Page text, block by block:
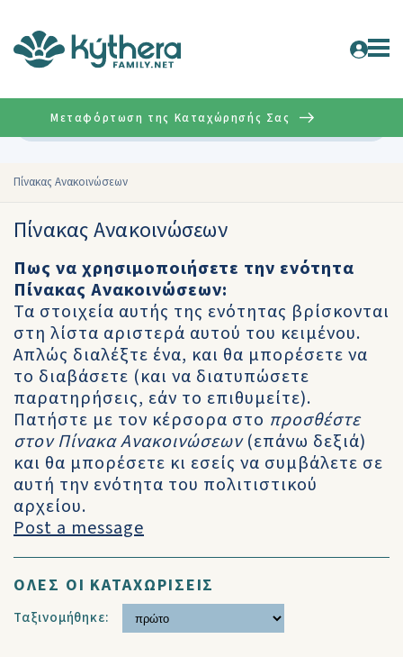
Πίνακας Ανακοινώσεων
Μεταφόρτωση της Καταχώρησής Σας
Πίνακας Ανακοινώσεων
Πως να χρησιμοποιήσετε την ενότητα
Πίνακας Ανακοινώσεων:
Τα στοιχεία αυτής της ενότητας βρίσκονται
στη λίστα αριστερά αυτού του κειμένου.
Απλώς διαλέξτε ένα, και θα μπορέσετε να
το διαβάσετε (και να διατυπώσετε
παρατηρήσεις, εάν το επιθυμείτε).
Πατήστε με τον κέρσορα στο προσθέστε
στον Πίνακα Ανακοινώσεων(επάνω δεξιά)
και θα μπορέσετε κι εσείς να συμβάλετε σε
αυτή την ενότητα του πολιτιστικού
αρχείου.
Post a message
ΟΛΕΣ ΟΙ ΚΑΤΑΧΩΡΙΣΕΙΣ
Ταξινομήθηκε: